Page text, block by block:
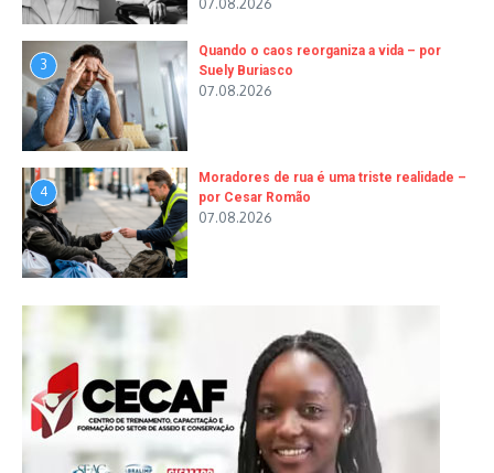
3
Quando o caos reorganiza a vida – por
Suely Buriasco
07.08.2026
4
Moradores de rua é uma triste realidade –
por Cesar Romão
07.08.2026